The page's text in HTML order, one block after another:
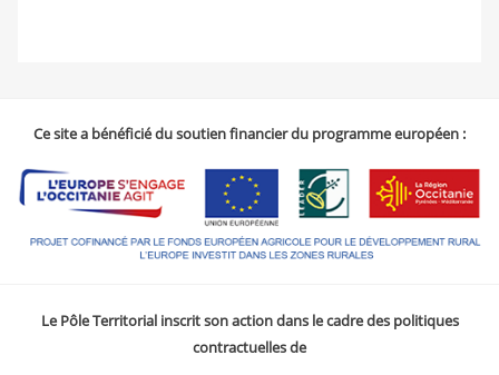
Ce site a bénéficié du soutien financier du programme européen :
Le Pôle Territorial inscrit son action dans le cadre des politiques
contractuelles de